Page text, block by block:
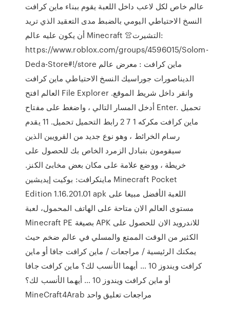
عالم خاص لكل لاعب داخل اللعبة يقوم ببناء ماين كرافت
النسخ الاحتياطي اليومي بالضبط مدى التعقيد الذي تريد
أن يكون عليه عالم Minecraft 👚التشيرت:
https://www.roblox.com/groups/4596015/Solom-
Deda-Store#!/store ماين كرافت : معرض عالم
الديناصورات جوراسيك النسخ الاحتياطي ماين كرافت
العالم افتح File Explorer وانقر داخل شريط الموقع.
أدخل المسار التالي ، واضغط على مفتاح Enter. تحميل
ماين كرافت مكركه 1 7 2 رابط التحميل تحميل. 11 يقدم
رسام الخرائط ، وهو نوع جديد من القرويين الذين
سيقومون بتبادل الزمرد الخاص بك للحصول على
خريطة ، ووضع علامة على مكان بعض مخابئ الكنز.
ماينكرافت: بوكيت إيديشين Minecraft Pocket
Edition 1.16.201.01 apk اللعبة الأفضل مبيعا على
مستوى العالم الان متاحة على الهاتف المحمول، لعبة
Minecraft PE بصيغة APK للاندرويد الان للحصول على
الكثير من الوقت الممتع والمسلي في عالم ضخم حيث
يمكنك الرئيسية / مراجعات / ماين كرافت جافا أو ماين
كرافت ويندوز 10 … أيهما الأنسب لك؟ ماين كرافت جافا
أو ماين كرافت ويندوز 10 … أيهما الأنسب لك؟
MineCraft4Arab مراجعات تعليق واحد